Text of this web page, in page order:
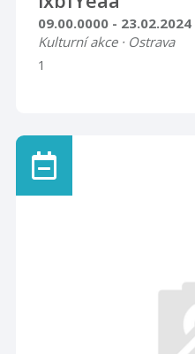
09.00.0000 - 23.02.2024
Kulturní akce · Ostrava
1